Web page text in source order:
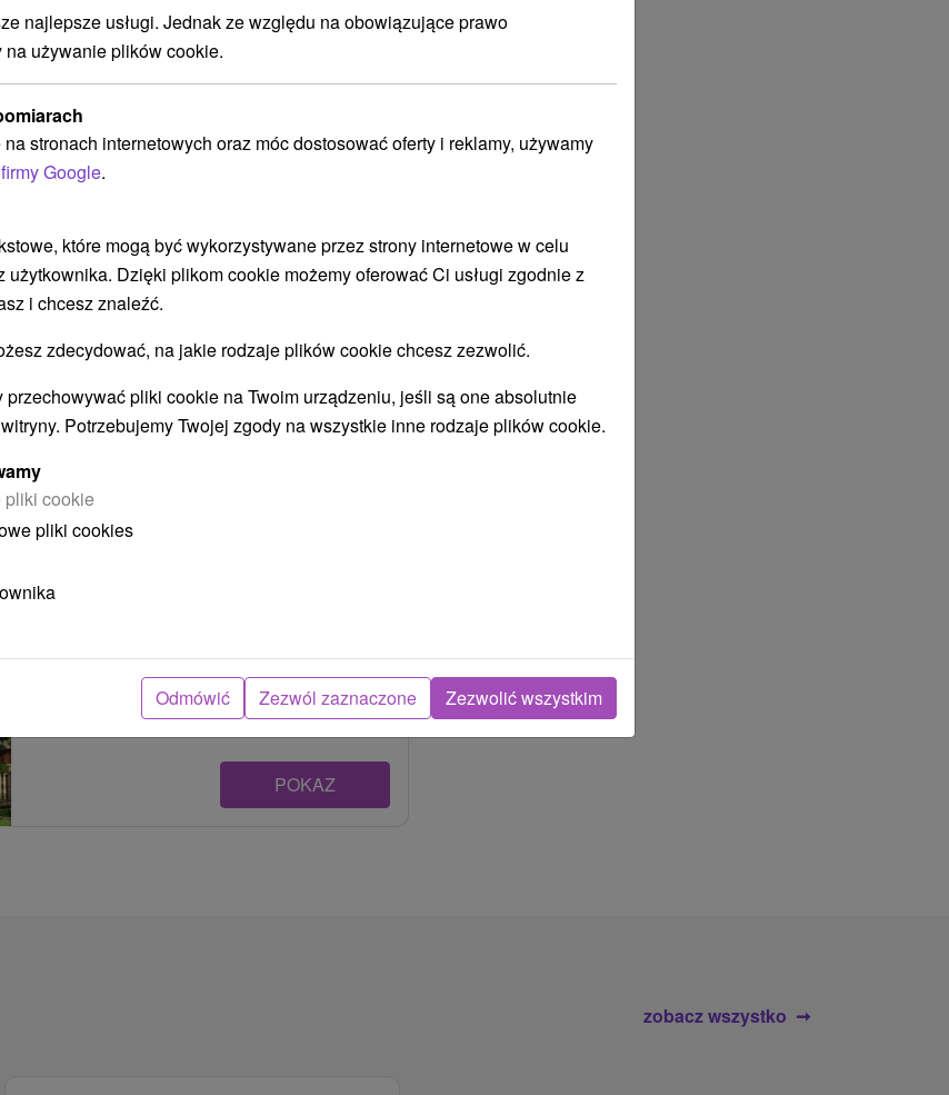
POKAZ
Apartmány Mojtín
Apartmány v horskom prostredí v obci Mojtín
ponúkajú ubytovanie, veľkú záhradu s krytým...
POKAZ
Chata na Rúbani Mojtín
Mojtín
vrchov, v dedinke Mojtín, ponúka celoročné...
POKAZ
zobacz wszystko
najlepsze usługi. Jednak ze względu na obowiązujące prawo
używanie plików cookie.
stronach internetowych oraz móc dostosować oferty i reklamy, używamy
Google.
które mogą być wykorzystywane przez strony internetowe w celu
użytkownika. Dzięki plikom cookie możemy oferować Ci usługi zgodnie z
i chcesz znaleźć.
zdecydować, na jakie rodzaje plików cookie chcesz zezwolić.
przechowywać pliki cookie na Twoim urządzeniu, jeśli są one absolutnie
Potrzebujemy Twojej zgody na wszystkie inne rodzaje plików cookie.
pliki cookie
pliki cookies
Odmówić Zezwól zaznaczone Zezwolić wszystkim